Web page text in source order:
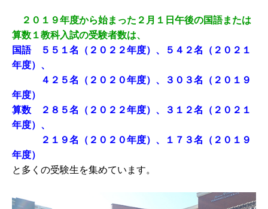
２０１９年度から始まった２月１日午後の国語または
算数１教科入試の受験者数は、
国語 ５５１名（２０２２年度）、５４２名（２０２１
年度）、
４２５名（２０２０年度）、３０３名（２０１９
年度）
算数 ２８５名（２０２２年度）、３１２名（２０２１
年度）、
２１９名（２０２０年度）、１７３名（２０１９
年度）
と多くの受験生を集めています。